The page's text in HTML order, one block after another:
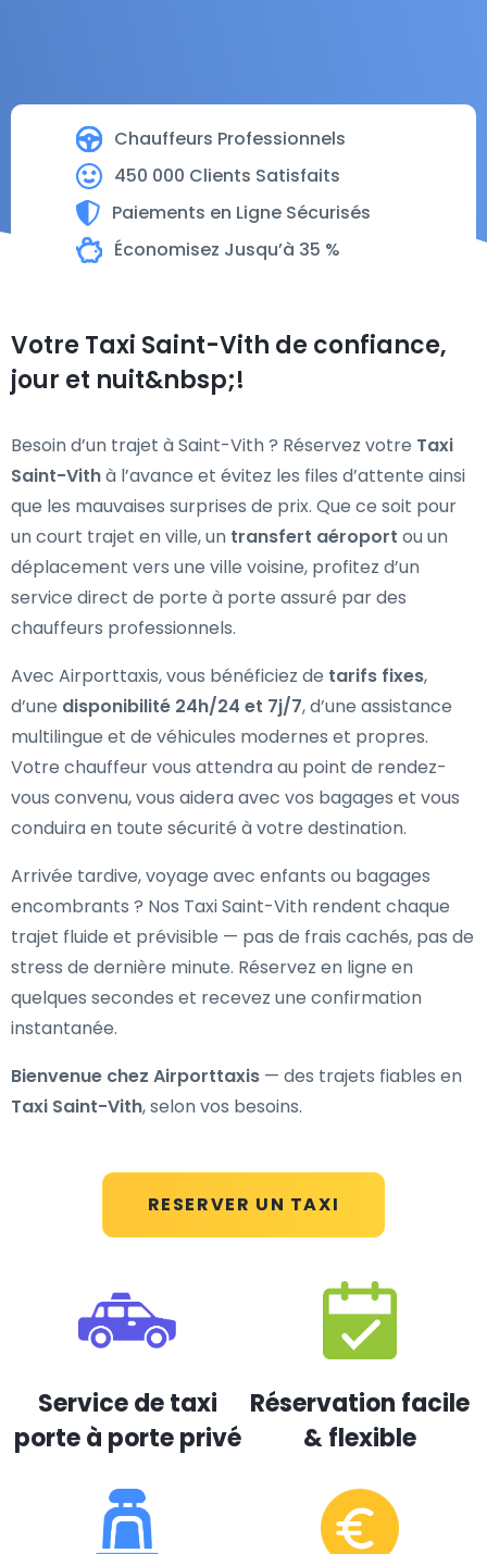
Chauffeurs Professionnels
450 000 Clients Satisfaits
Paiements en Ligne Sécurisés
Économisez Jusqu’à 35 %
RESERVER UN TAXI
Votre Taxi Saint-Vith de confiance,
jour et nuit&nbsp;!
Besoin d’un trajet à Saint-Vith ? Réservez votre Taxi
Saint-Vithà l’avance et évitez les files d’attente ainsi
que les mauvaises surprises de prix. Que ce soit pour
un court trajet en ville, un transfert aéroport ou un
déplacement vers une ville voisine, profitez d’un
service direct de porte à porte assuré par des
chauffeurs professionnels.
Avec Airporttaxis, vous bénéficiez de tarifs fixes,
d’une disponibilité 24h/24 et 7j/7, d’une assistance
multilingue et de véhicules modernes et propres.
Votre chauffeur vous attendra au point de rendez-
vous convenu, vous aidera avec vos bagages et vous
conduira en toute sécurité à votre destination.
Arrivée tardive, voyage avec enfants ou bagages
encombrants ? Nos Taxi Saint-Vith rendent chaque
trajet fluide et prévisible — pas de frais cachés, pas de
stress de dernière minute. Réservez en ligne en
quelques secondes et recevez une confirmation
instantanée.
Bienvenue chez Airporttaxis — des trajets fiables en
Taxi Saint-Vith, selon vos besoins.
Service de taxi
porte à porte privé
Réservation facile
& flexible